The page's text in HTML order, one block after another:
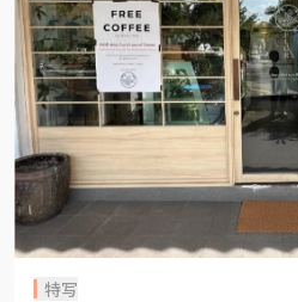
特写